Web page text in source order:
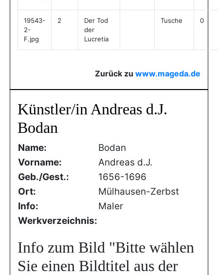
19543-
2-
F.jpg
2
Der Tod
der
Lucretia
Tusche 0
Zurück zu www.mageda.de
Künstler/in Andreas d.J.
Bodan
Name:
Bodan
Vorname:
Andreas d.J.
Geb./Gest.:
1656-1696
Ort:
Mülhausen-Zerbst
Info:
Maler
Werkverzeichnis:
Info zum Bild "Bitte wählen
Sie einen Bildtitel aus der